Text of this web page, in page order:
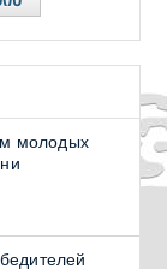
молодых